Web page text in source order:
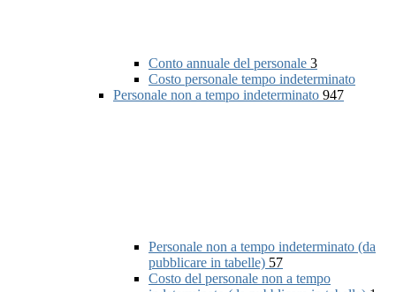
Conto annuale del personale 3
Costo personale tempo indeterminato
Personale non a tempo indeterminato 947
Personale non a tempo indeterminato (da
pubblicare in tabelle) 57
Costo del personale non a tempo